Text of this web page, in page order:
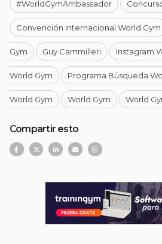
#WorldGymAmbassador
Convención Internacional World Gym
Gym Guy Cammilleri Instagram
World Gym Programa Búsqueda
World Gym World Gym World
Compartir esto